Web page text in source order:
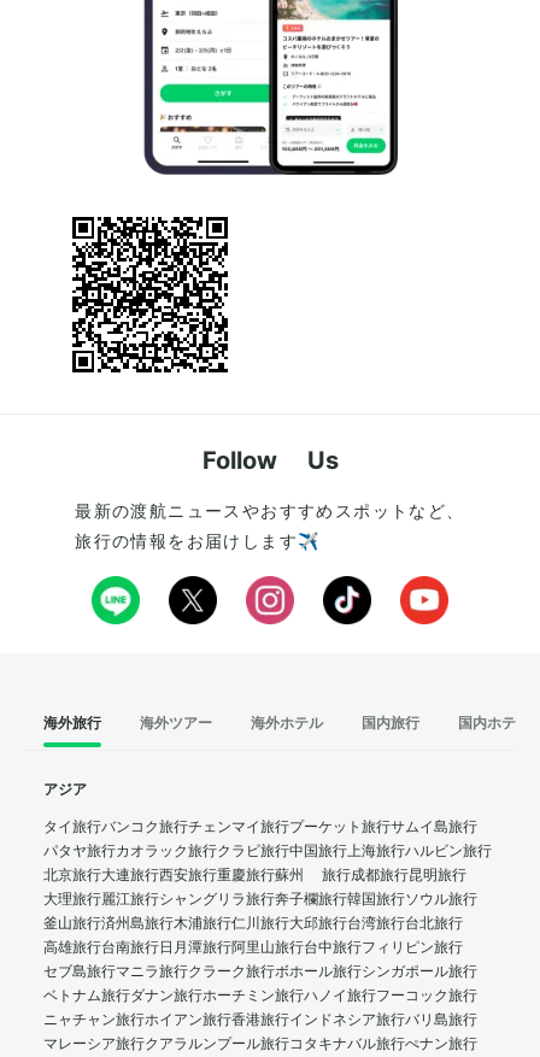
Follow Us
最新の渡航ニュースやおすすめスポットなど、
旅行の情報をお届けします✈️
海外旅行 海外ツアー 海外ホテル 国内旅行 国内ホテル
アジア
タイ旅行バンコク旅行チェンマイ旅行プーケット旅行サムイ島旅行
パタヤ旅行カオラック旅行クラビ旅行中国旅行上海旅行ハルビン旅行
北京旅行大連旅行西安旅行重慶旅行蘇州 旅行成都旅行昆明旅行
大理旅行麗江旅行シャングリラ旅行奔子欄旅行韓国旅行ソウル旅行
釜山旅行済州島旅行木浦旅行仁川旅行大邱旅行台湾旅行台北旅行
高雄旅行台南旅行日月潭旅行阿里山旅行台中旅行フィリピン旅行
セブ島旅行マニラ旅行クラーク旅行ボホール旅行シンガポール旅行
ベトナム旅行ダナン旅行ホーチミン旅行ハノイ旅行フーコック旅行
ニャチャン旅行ホイアン旅行香港旅行インドネシア旅行バリ島旅行
マレーシア旅行クアラルンプール旅行コタキナバル旅行ぺナン旅行